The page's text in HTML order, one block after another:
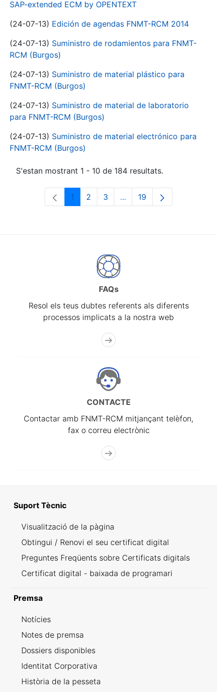
SAP-extended ECM by OPENTEXT
(24-07-13) Edición de agendas FNMT-RCM 2014
(24-07-13) Suministro de rodamientos para FNMT-
RCM (Burgos)
(24-07-13) Suministro de material plástico para
FNMT-RCM (Burgos)
(24-07-13) Suministro de material de laboratorio
para FNMT-RCM (Burgos)
(24-07-13) Suministro de material electrónico para
FNMT-RCM (Burgos)
S'estan mostrant 1 - 10 de 184 resultats.
Pàgina
1 Pàgina
2 Pàgina
3 ...Pàgines intermèdies
Pàgina
19
FAQs
Resol els teus dubtes referents als diferents
processos implicats a la nostra web
CONTACTE
Contactar amb FNMT-RCM mitjançant telèfon,
fax o correu electrònic
Suport Tècnic
Visualització de la pàgina
Obtingui / Renovi el seu certificat digital
Preguntes Freqüents sobre Certificats digitals
Certificat digital - baixada de programari
Premsa
Notícies
Notes de premsa
Dossiers disponibles
Identitat Corporativa
Història de la pesseta